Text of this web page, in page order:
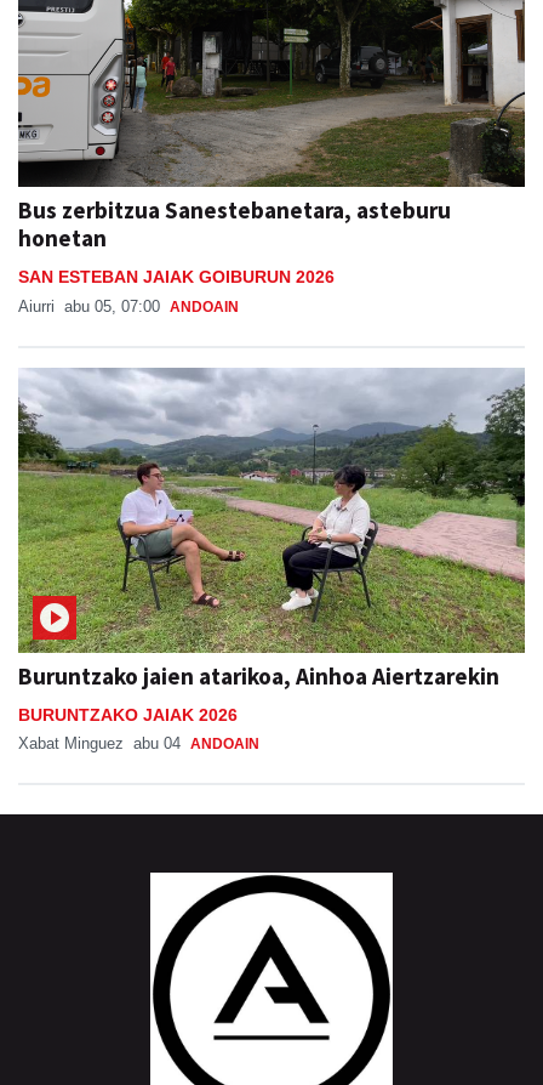
Bus zerbitzua Sanestebanetara, asteburu
honetan
SAN ESTEBAN JAIAK GOIBURUN 2026
Aiurri abu 05, 07:00 ANDOAIN
Buruntzako jaien atarikoa, Ainhoa Aiertzarekin
BURUNTZAKO JAIAK 2026
Xabat Minguez abu 04 ANDOAIN